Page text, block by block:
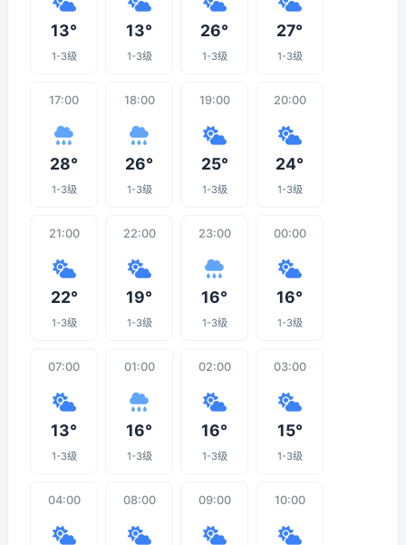
13°
1-3级
13°
1-3级
26°
1-3级
27°
1-3级
17:00
28°
1-3级
18:00
26°
1-3级
19:00
25°
1-3级
20:00
24°
1-3级
21:00
22°
1-3级
22:00
19°
1-3级
23:00
16°
1-3级
00:00
16°
1-3级
07:00
13°
1-3级
01:00
16°
1-3级
02:00
16°
1-3级
03:00
15°
1-3级
04:00 08:00 09:00 10:00